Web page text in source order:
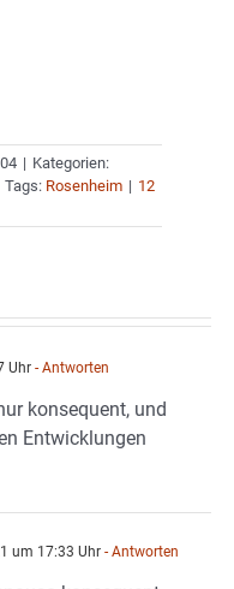
| Kategorien:
Tags: Rosenheim | 12
Uhr - Antworten
konsequent, und
Entwicklungen
um 17:33 Uhr - Antworten